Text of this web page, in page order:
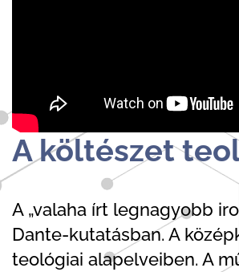
A költészet
A „valaha írt legnagyobb
Dante-kutatásban. A
teológiai alapelveiben. A